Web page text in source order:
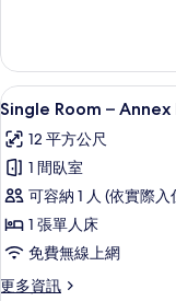
所
有
相
片
Twin
Room
–
Annex
building
的
詳
情
顯
示
Single
Room
–
Annex
building
的
4
Single Room –
12 平方公尺
1 間臥室
可容納 1 人 (依實際
1 張單人床
免費無線上網
更多資訊
更